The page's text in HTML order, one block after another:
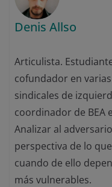
Denis Allso
Articulista.
cofundador en
sindicales de
coordinador de BEA
Analizar al
perspectiva de lo
cuando de ello
más vulnerables.